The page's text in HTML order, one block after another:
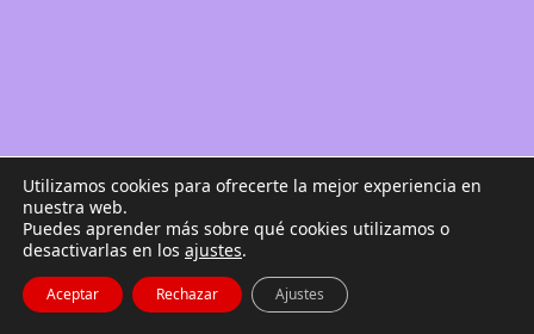
Utilizamos cookies para ofrecerte la mejor experiencia en
nuestra web.
Puedes aprender más sobre qué cookies utilizamos o
desactivarlas en los ajustes.
Aceptar Rechazar Ajustes